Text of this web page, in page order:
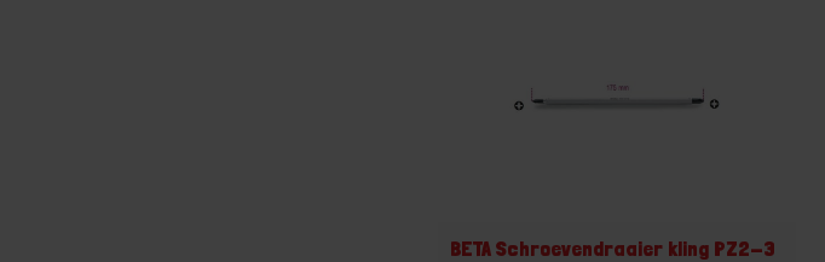
BETA Schroevendraaier kling PZ2-3